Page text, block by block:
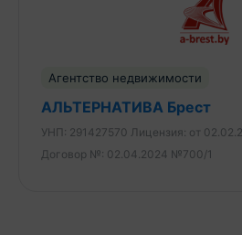
Агентство недвижимости
АЛЬТЕРНАТИВА Брест
УНП: 291427570 Лицензия: от
Договор №: 02.04.2024 №700/1